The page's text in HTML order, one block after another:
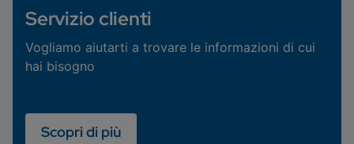
Servizio clienti
Vogliamo aiutarti a trovare le informazioni di cui
hai bisogno
Scopri di più